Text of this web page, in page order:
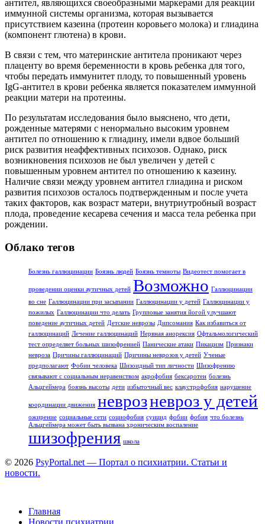
антител, являющихся своеобразными маркерами для реакции
иммунной системы организма, которая вызывается
присутствием казеина (протеин коровьего молока) и глиадина
(компонент глютена) в крови.
В связи с тем, что материнские антитела проникают через
плаценту во время беременности в кровь ребенка для того,
чтобы передать иммунитет плоду, то повышенный уровень
IgG-антител в крови ребенка является показателем иммунной
реакции матери на протеины.
По результатам исследования было выяснено, что дети,
рожденные матерями с ненормально высоким уровнем
антител по отношению к глиадину, имели вдвое больший
риск развития неаффективных психозов. Однако, риск
возникновения психозов не был увеличен у детей с
повышенным уровнем антител по отношению к казеину.
Наличие связи между уровнем антител глиадина и риском
развития психозов осталось подтвержденным и после учета
таких факторов, как возраст матери, внутриутробный возраст
плода, проведение кесарева сечения и масса тела ребенка при
рождении.
Облако тегов
Болезнь галлюцинации Боязнь людей Боязнь темноты Видеотест помогает в
проведении оценки аутичных детей Возможно Галлюцинации
во сне Галлюцинации при засыпании Галлюцинации у детей Галлюцинации у
пожилых Галлюцинации что делать Групповые занятия йогой улучшают
поведение аутичных детей Детские неврозы Дипсомания Как избавиться от
галлюцинаций Лечение галлюцинаций Нервная анорексия Офтальмологический
тест определяет больных шизофренией Панические атаки Пикацизм Признаки
невроза Причины галлюцинаций Причины неврозов у детей Ученые
предполагают Фобии человека Шизоидный тип личности Шизофрению
связывают с социальным неравенством акрофобия бексаротен болезнь
Альцгеймера боязнь высоты дети избыточный вес клаустрофобия нарушение
координации движения неврозневроз у детей
ожирение социальные сети социофобия суицид фобии фобия что болезнь
Альцгеймера может быть вызвана хроническим воспаление
шизофрения школа
© 2026 PsyPortal.net — Портал о психиатрии. Статьи и
новости.
Главная
Новости психиатрии